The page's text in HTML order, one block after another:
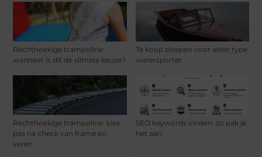
Rechthoekige trampoline:
wanneer is dit de slimste keuze?
Te koop sloepen voor ieder type
watersporter
Rechthoekige trampoline: kies
pas na check van frame en
veren
SEO keywords vinden: zo pak je
het aan